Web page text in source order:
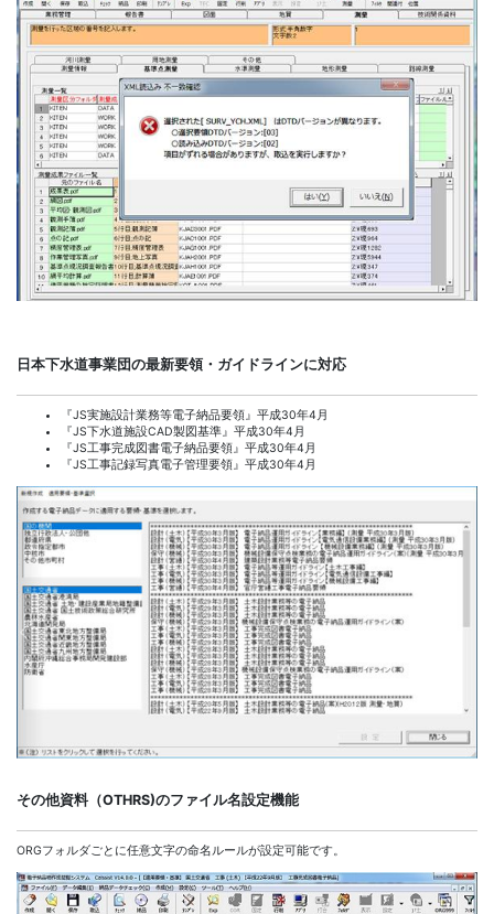
日本下水道事業団の最新要領・ガイドラインに対応
『JS実施設計業務等電子納品要領』平成30年4月
『JS下水道施設CAD製図基準』平成30年4月
『JS工事完成図書電子納品要領』平成30年4月
『JS工事記録写真電子管理要領』平成30年4月
その他資料（OTHRS)のファイル名設定機能
ORGフォルダごとに任意文字の命名ルールが設定可能です。